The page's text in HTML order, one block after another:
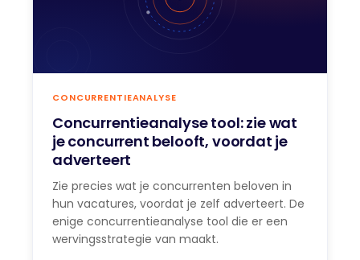
CONCURRENTIEANALYSE
Concurrentieanalyse tool: zie wat
je concurrent belooft, voordat je
adverteert
Zie precies wat je concurrenten beloven in
hun vacatures, voordat je zelf adverteert. De
enige concurrentieanalyse tool die er een
wervingsstrategie van maakt.